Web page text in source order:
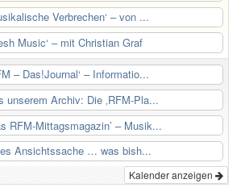
Verbrechen‘ – von ...
Music‘ – mit Christian Graf
– Das!Journal‘ – Informatio...
unserem Archiv: Die ‚RFM-Pla...
RFM-Mittagsmagazin’ – Musik...
Ansichtssache … was bish...
Kalender anzeigen